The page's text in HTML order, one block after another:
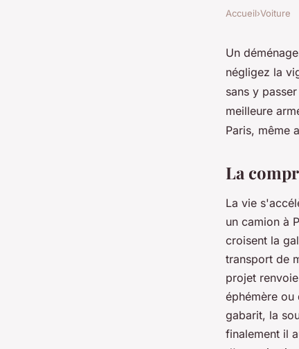
Location d'un
meilleures
Accueil›Voiture
Un
négligez la
sans y
meilleure
Paris, même
La
La vie
un camion à
croisent la
transport de
projet
éphémère
gabarit, la
finalement il